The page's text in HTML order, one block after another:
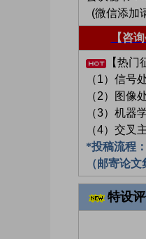
(微信添加
【咨
【热门
（1）信号
（2）图像
（3）机器
（4）交叉
*投稿流程
（邮寄论文
特设